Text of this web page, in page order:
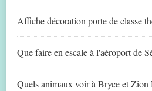
Affiche décoration porte de classe
Que faire en escale à l'aéroport de
Quels animaux voir à Bryce et Zion